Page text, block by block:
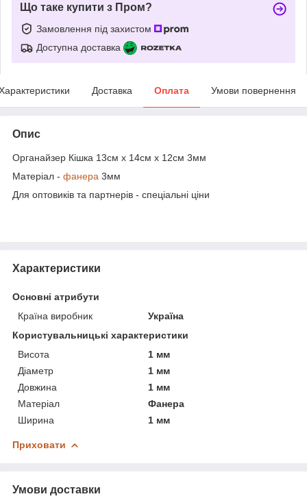
Що таке купити з Пром?
Замовлення під захистом
Доступна доставка
Доставка Оплата Умови повернення
Опис
Органайзер Кішка 13см х 14см х 12см 3мм
Матеріал - фанера 3мм
Для оптовиків та партнерів - спеціальні ціни
Характеристики
Основні атрибути
Країна виробник
Україна
Користувальницькі характеристики
Висота
1 мм
Діаметр
1 мм
Довжина
1 мм
Матеріал
Фанера
Ширина
1 мм
Приховати
Умови доставки